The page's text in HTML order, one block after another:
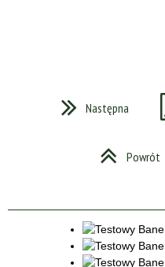
Następna
Powrót